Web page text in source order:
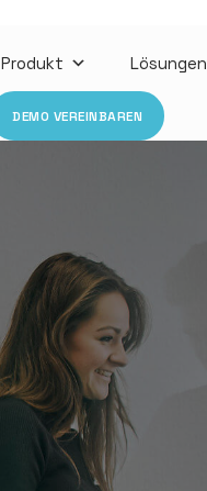
Produkt Lösungen
DEMO VEREINBAREN